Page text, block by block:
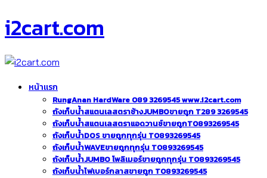
i2cart.com
หน้าแรก
RungAnan HardWare 089 3269545 www.i2cart.com
ถังเก็บน้ำสแตนเลสตราช้างJUMBOขายถูก T289 3269545
ถังเก็บน้ำสแตนเลสตราแอดวานซ์ขายถูกT0893269545
ถังเก็บน้ำDOS ขายถูกทุกรุ่น T0893269545
ถังเก็บน้ำWAVEขายถูกทุกรุ่น T0893269545
ถังเก็บน้ำJUMBO โพลิเมอร์ขายถูกทุกรุ่น T0893269545
ถังเก็บน้ำไฟเบอร์กลาสขายถูก T0893269545